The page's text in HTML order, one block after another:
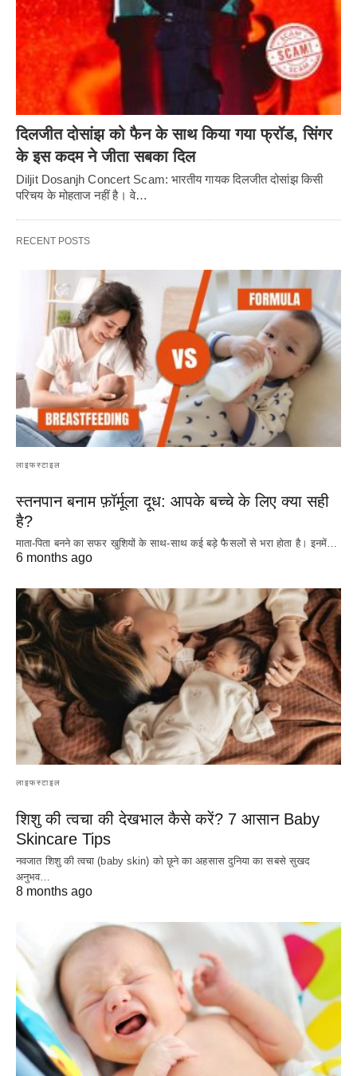
दिलजीत दोसांझ को फैन के साथ किया गया फ्रॉड, सिंगर
के इस कदम ने जीता सबका दिल
Diljit Dosanjh Concert Scam: भारतीय गायक दिलजीत दोसांझ किसी
परिचय के मोहताज नहीं है। वे…
RECENT POSTS
लाइफस्टाइल
स्तनपान बनाम फ़ॉर्मूला दूध: आपके बच्चे के लिए क्या सही
है?
माता-पिता बनने का सफर खुशियों के साथ-साथ कई बड़े फैसलों से भरा होता है। इनमें…
6 months ago
लाइफस्टाइल
शिशु की त्वचा की देखभाल कैसे करें? 7 आसान Baby
Skincare Tips
नवजात शिशु की त्वचा (baby skin) को छूने का अहसास दुनिया का सबसे सुखद
अनुभव…
8 months ago